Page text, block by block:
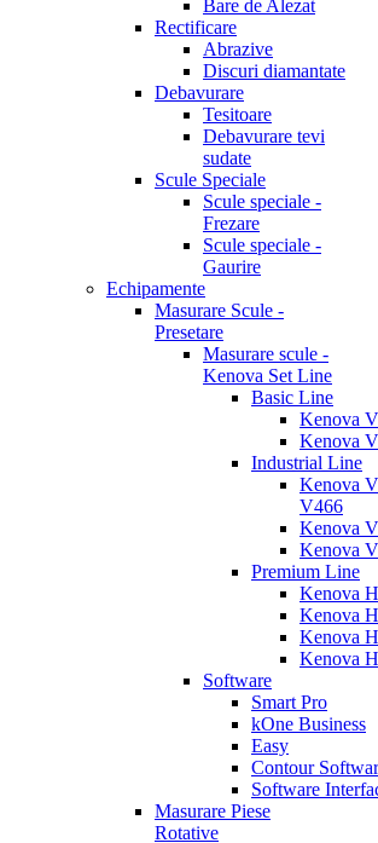
Bare de Alezat
Rectificare
Abrazive
Discuri diamantate
Debavurare
Tesitoare
Debavurare tevi
sudate
Scule Speciale
Scule speciale -
Frezare
Scule speciale -
Gaurire
Echipamente
Masurare Scule -
Presetare
Masurare scule -
Kenova Set Line
Basic Line
Kenova
Kenova
Industrial Line
Kenova
V466
Kenova
Kenova
Premium Line
Kenova
Kenova
Kenova
Kenova
Software
Smart Pro
kOne Business
Easy
Contour
Software
Masurare Piese
Rotative